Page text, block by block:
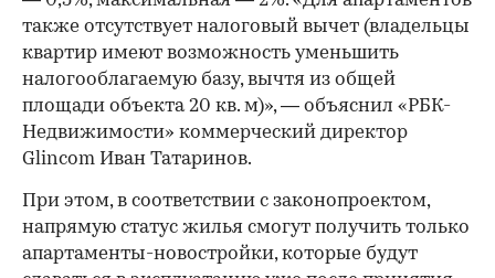
также отсутствует налоговый вычет (владельцы
квартир имеют возможность уменьшить
налогооблагаемую базу, вычтя из общей
площади объекта 20 кв. м)», — объяснил «РБК-
Недвижимости» коммерческий директор
Glincom Иван Татаринов.
При этом, в соответствии с законопроектом,
напрямую статус жилья смогут получить только
апартаменты-новостройки, которые будут